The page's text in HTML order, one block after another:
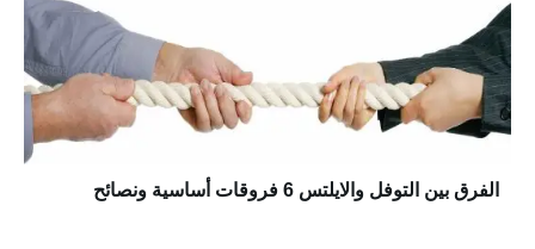
الفرق بين التوفل والايلتس 6 فروقات أساسية ونصائح